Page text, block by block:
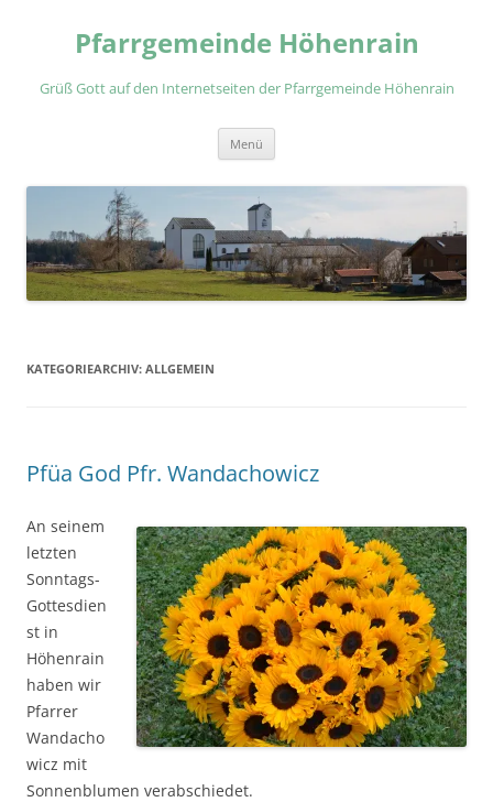
springenPfarrgemeinde Höhenrain
Grüß Gott auf den Internetseiten der Pfarrgemeinde Höhenrain
Menü
KATEGORIEARCHIV: ALLGEMEIN
Pfüa God Pfr. Wandachowicz
An seinem
letzten
Sonntags-
Gottesdien
st in
Höhenrain
haben wir
Pfarrer
Wandacho
wicz mit
Sonnenblumen verabschiedet.